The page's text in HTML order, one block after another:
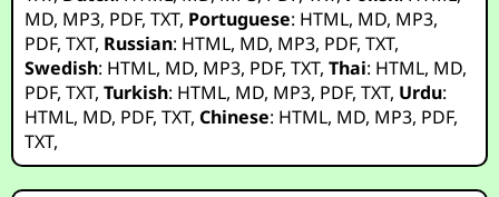
MD, MP3, PDF,TXT, Portuguese: HTML, MD, MP3,
PDF,TXT, Russian: HTML, MD, MP3, PDF,TXT,
Swedish: HTML, MD, MP3, PDF,TXT,Thai: HTML, MD,
PDF,TXT,Turkish: HTML, MD, MP3, PDF,TXT, Urdu:
HTML, MD, PDF,TXT,Chinese: HTML, MD, MP3, PDF,
TXT,